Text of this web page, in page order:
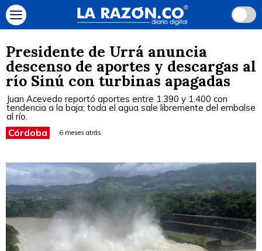
Presidente de Urrá anuncia
descenso de aportes y descargas al
río Sinú con turbinas apagadas
Juan Acevedo reportó aportes entre 1.390 y 1.400 con
tendencia a la baja; toda el agua sale libremente del embalse
al río.
Córdoba 6 meses atrás